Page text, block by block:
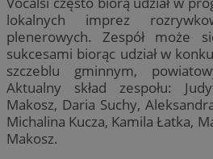
lokalnych imprez
plenerowych. Zespół może
sukcesami biorąc udział w
szczeblu gminnym,
Aktualny skład zespołu:
Makosz, Daria Suchy,
Michalina Kucza, Kamila Łatka,
Makosz.